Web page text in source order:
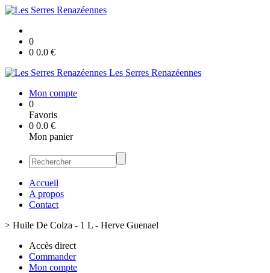
0
0 0.0 €
Les Serres Renazéennes
Mon compte
0
Favoris
0 0.0 €
Mon panier
Accueil
A propos
Contact
> Huile De Colza - 1 L - Herve Guenael
Accès direct
Commander
Mon compte